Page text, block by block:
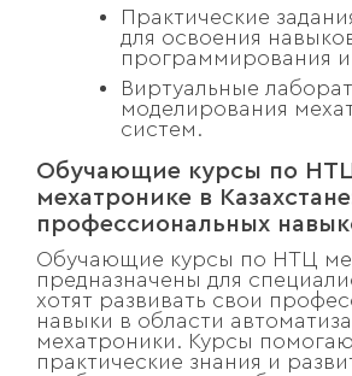
Практические
для освоения
программирования
Виртуальные
моделирования
систем.
Обучающие курсы по
мехатронике в
профессиональных
Обучающие курсы по НТЦ
предназначены для
хотят развивать свои
навыки в области
мехатроники. Курсы
практические знания и